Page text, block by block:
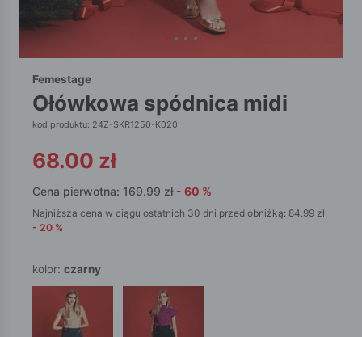
Femestage
ołówkowa spódnica midi
kod produktu: 24Z-SKR1250-K020
68.00 zł
Cena pierwotna: 169.99 zł - 60 %
Najniższa cena w ciągu ostatnich 30 dni przed obniżką: 84.99 zł
- 20 %
kolor: czarny